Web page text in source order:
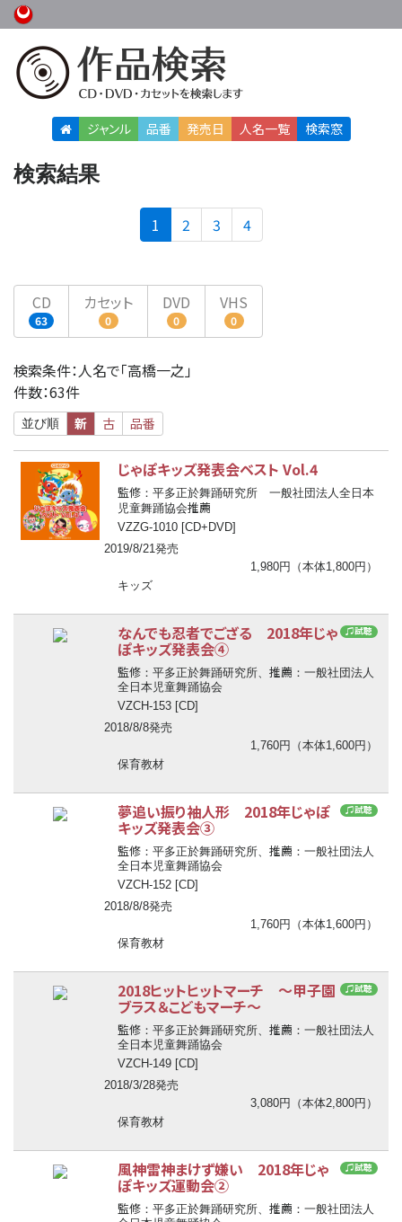
ジャンル 品番 発売日 人名一覧 検索窓
検索結果
1 (current)
2 3 4
CD
63
カセット
0
DVD
0
VHS
0
検索条件：人名で「高橋一之」
件数：63件
並び順 新 古 品番
じゃぽキッズ発表会ベスト Vol.4
監修 ：平多正於舞踊研究所 一般社団法人全日本
児童舞踊協会推薦
VZZG-1010 [CD+DVD]
2019/8/21発売
1,980円（本体1,800円）
キッズ
♫試聴
なんでも忍者でござる 2018年じゃ
ぽキッズ発表会④
監修 ：平多正於舞踊研究所、 推薦 ：一般社団法人
全日本児童舞踊協会
VZCH-153 [CD]
2018/8/8発売
1,760円（本体1,600円）
保育教材
♫試聴
夢追い振り袖人形 2018年じゃぽ
キッズ発表会③
監修 ：平多正於舞踊研究所、 推薦 ：一般社団法人
全日本児童舞踊協会
VZCH-152 [CD]
2018/8/8発売
1,760円（本体1,600円）
保育教材
♫試聴
2018ヒットヒットマーチ ～甲子園
ブラス＆こどもマーチ～
監修 ：平多正於舞踊研究所、 推薦 ：一般社団法人
全日本児童舞踊協会
VZCH-149 [CD]
2018/3/28発売
3,080円（本体2,800円）
保育教材
♫試聴
風神雷神まけず嫌い 2018年じゃ
ぽキッズ運動会②
監修 ：平多正於舞踊研究所、 推薦 ：一般社団法人